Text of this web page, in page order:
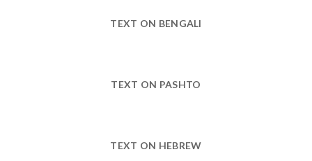
TEXT ON BENGALI
TEXT ON PASHTO
TEXT ON HEBREW